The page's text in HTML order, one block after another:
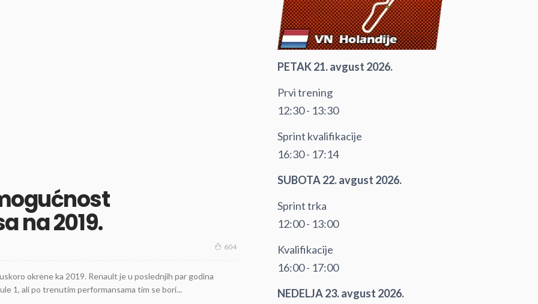
na 2019.
604
okrene ka 2019. Renault je u poslednjih par godina
1, ali po trenutim performansama tim se bori...
PETAK 21. avgust 2026.
Prvi trening
12:30 - 13:30
Sprint kvalifikacije
16:30 - 17:14
SUBOTA 22. avgust 2026.
Sprint trka
12:00 - 13:00
Kvalifikacije
16:00 - 17:00
NEDELJA 23. avgust 2026.